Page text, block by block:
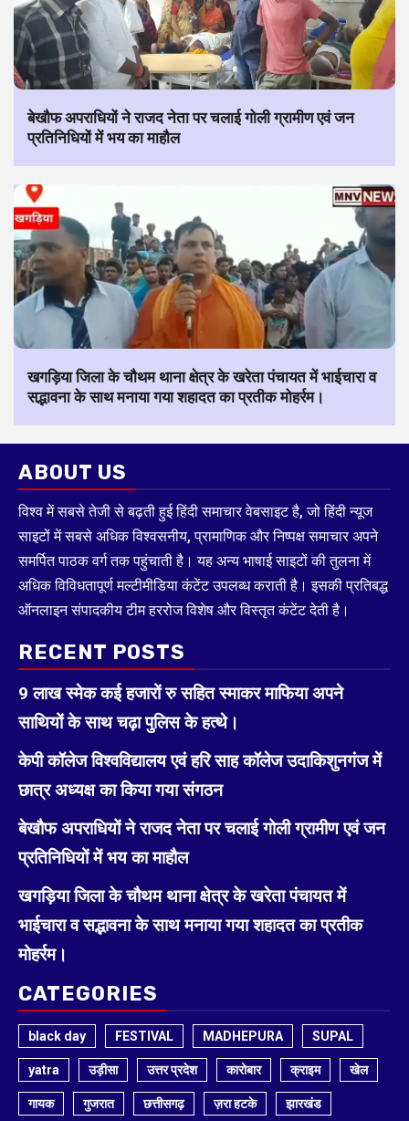
बेखौफ अपराधियों ने राजद नेता पर चलाई गोली ग्रामीण एवं जन
प्रतिनिधियों में भय का माहौल
खगड़िया जिला के चौथम थाना क्षेत्र के खरेता पंचायत में भाईचारा व
सद्भावना के साथ मनाया गया शहादत का प्रतीक मोहर्रम।
ABOUT US
विश्व में सबसे तेजी से बढ़ती हुई हिंदी समाचार वेबसाइट है, जो हिंदी न्यूज
साइटों में सबसे अधिक विश्वसनीय, प्रामाणिक और निष्पक्ष समाचार अपने
समर्पित पाठक वर्ग तक पहुंचाती है। यह अन्य भाषाई साइटों की तुलना में
अधिक विविधतापूर्ण मल्टीमीडिया कंटेंट उपलब्ध कराती है। इसकी प्रतिबद्ध
ऑनलाइन संपादकीय टीम हररोज विशेष और विस्तृत कंटेंट देती है।
RECENT POSTS
9 लाख स्मेक कई हजारों रु सहित स्माकर माफिया अपने
साथियों के साथ चढ़ा पुलिस के हत्थे।
केपी कॉलेज विश्वविद्यालय एवं हरि साह कॉलेज उदाकिशुनगंज में
छात्र अध्यक्ष का किया गया संगठन
बेखौफ अपराधियों ने राजद नेता पर चलाई गोली ग्रामीण एवं जन
प्रतिनिधियों में भय का माहौल
खगड़िया जिला के चौथम थाना क्षेत्र के खरेता पंचायत में
भाईचारा व सद्भावना के साथ मनाया गया शहादत का प्रतीक
मोहर्रम।
CATEGORIES
black day FESTIVAL MADHEPURA SUPAL
yatra उड़ीसा उत्तर प्रदेश कारोबार क्राइम खेल
गायक गुजरात छत्तीसगढ़ ज़रा हटके झारखंड